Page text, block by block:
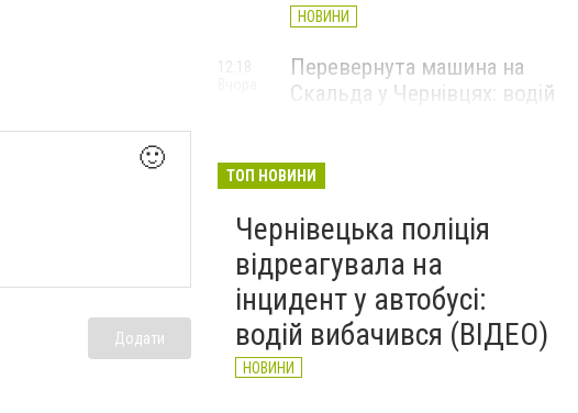
🙂
Додати
НОВИНИ
Перевернута машина на
Скальда у Чернівцях: водій
12:18
зафіксували новий
історичний температурний
максимум
НОВИНИ
Вчора
ТОП НОВИНИ
Чернівецька поліція
відреагувала на
інцидент у автобусі:
водій вибачився (ВІДЕО)
НОВИНИ